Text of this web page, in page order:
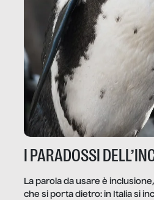
I PARADOSSI
La parola da usare è
che si porta dietro: in Italia si